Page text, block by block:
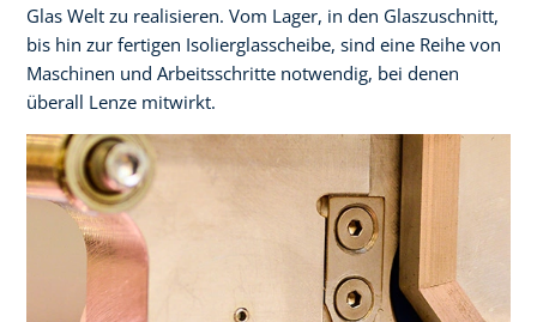
Glas Welt zu realisieren. Vom Lager, in den Glaszuschnitt,
bis hin zur fertigen Isolierglasscheibe, sind eine Reihe von
Maschinen und Arbeitsschritte notwendig, bei denen
überall Lenze mitwirkt.